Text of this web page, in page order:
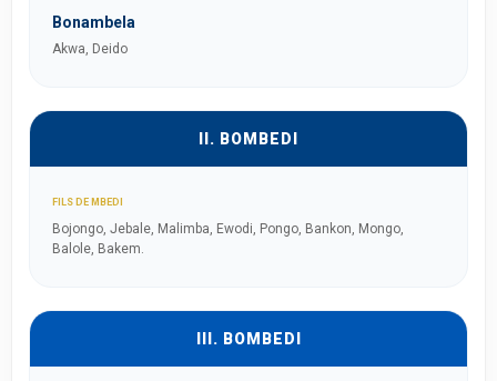
Bonambela
Akwa, Deido
II. BOMBEDI
FILS DE MBEDI
Bojongo, Jebale, Malimba, Ewodi, Pongo, Bankon, Mongo,
Balole, Bakem.
III. BOMBEDI